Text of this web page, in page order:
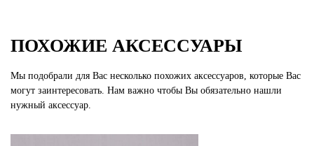
ПОХОЖИЕ АКСЕССУАРЫ
Мы подобрали для Вас несколько похожих аксессуаров, которые Вас
могут заинтересовать. Нам важно чтобы Вы обязательно нашли
нужный аксессуар.